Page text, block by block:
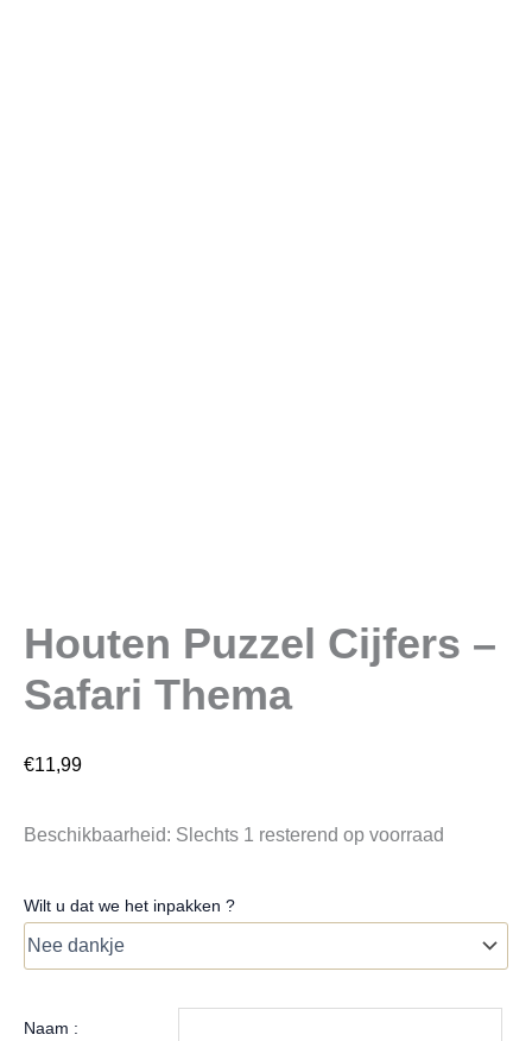
Houten Puzzel Cijfers –
Safari Thema
€11,99
Beschikbaarheid: Slechts 1 resterend op voorraad
Wilt u dat we het inpakken ?
Naam :